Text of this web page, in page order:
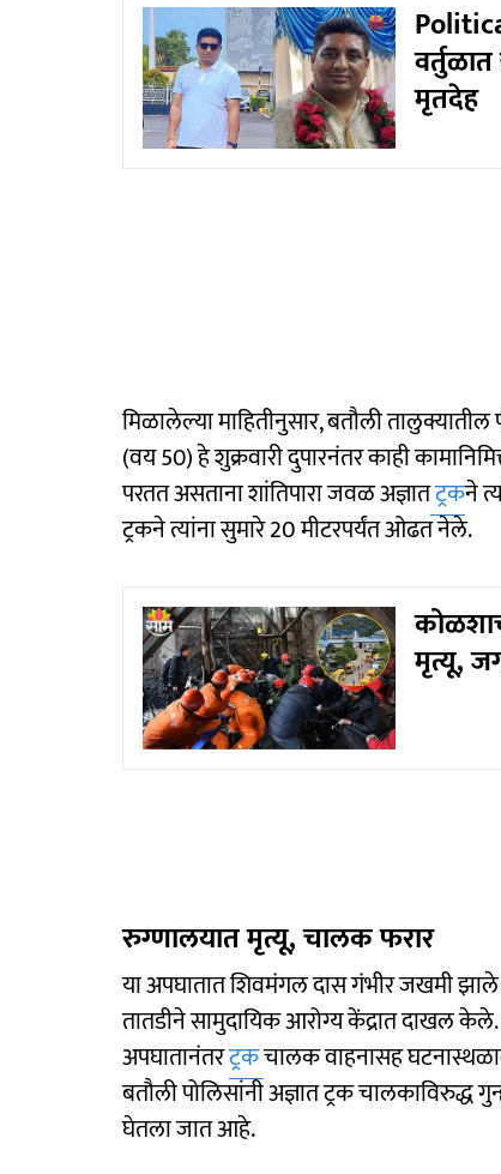
मृतदेह
मिळालेल्या माहितीनुसार, बतौली
(वय 50) हे शुक्रवारी दुपारनंतर काही
परतत असताना शांतिपारा जवळ अज्ञातट्रकने
ट्रकने त्यांना सुमारे 20 मीटरपर्यंत ओढत नेले.
मृत्यू,
रुग्णालयात मृत्यू, चालक फरार
या अपघातात शिवमंगल दास गंभीर जखमी झाले
तातडीने सामुदायिक आरोग्य केंद्रात दाखल केले.
अपघातानंतरट्रकचालक वाहनासह
बतौली पोलिसांनी अज्ञात ट्रक
घेतला जात आहे.